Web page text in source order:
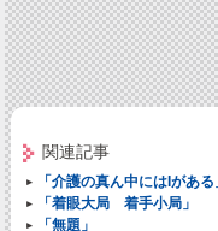
関連記事
「介護の真ん中にはIがある
「着眼大局 着手小局」
「無題」